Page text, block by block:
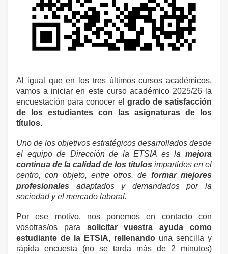
Al igual que en los tres últimos cursos académicos,
vamos a iniciar en este curso académico 2025/26 la
encuestación para conocer el grado de satisfacción
de los estudiantes con las asignaturas de los
títulos.
Uno de los objetivos estratégicos desarrollados desde
el equipo de Dirección de la ETSIA es la mejora
continua de la calidad de los títulos impartidos en el
centro, con objeto, entre otros, de formar mejores
profesionales adaptados y demandados por la
sociedad y el mercado laboral.
Por ese motivo, nos ponemos en contacto con
vosotras/os para solicitar vuestra ayuda como
estudiante de la ETSIA, rellenando una sencilla y
rápida encuesta (no se tarda más de 2 minutos)